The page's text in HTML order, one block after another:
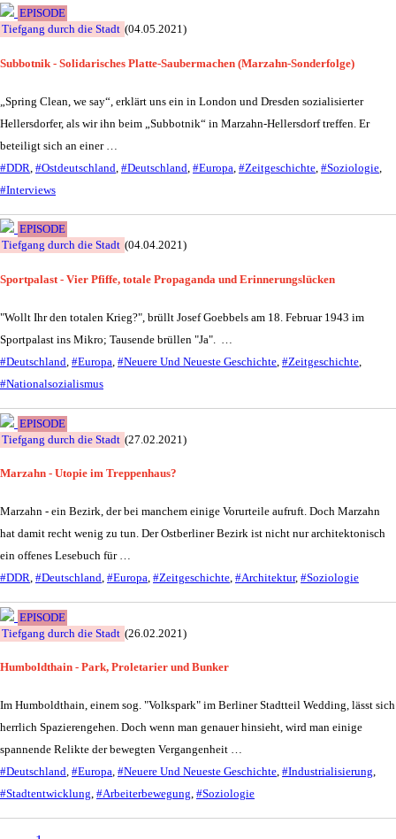
EPISODE
Tiefgang durch die Stadt (04.05.2021)
Subbotnik - Solidarisches Platte-Saubermachen (Marzahn-Sonderfolge)
„Spring Clean, we say“, erklärt uns ein in London und Dresden sozialisierter
Hellersdorfer, als wir ihn beim „Subbotnik“ in Marzahn-Hellersdorf treffen. Er
beteiligt sich an einer …
#DDR #Ostdeutschland #Deutschland #Europa #Zeitgeschichte #Soziologie
#Interviews
EPISODE
Tiefgang durch die Stadt (04.04.2021)
Sportpalast - Vier Pfiffe, totale Propaganda und Erinnerungslücken
"Wollt Ihr den totalen Krieg?", brüllt Josef Goebbels am 18. Februar 1943 im
Sportpalast ins Mikro; Tausende brüllen "Ja". …
#Deutschland, #Europa, #Neuere Und Neueste Geschichte, #Zeitgeschichte,
#Nationalsozialismus
EPISODE
Tiefgang durch die Stadt (27.02.2021)
Marzahn - Utopie im Treppenhaus?
Marzahn - ein Bezirk, der bei manchem einige Vorurteile aufruft. Doch Marzahn
hat damit recht wenig zu tun. Der Ostberliner Bezirk ist nicht nur architektonisch
ein offenes Lesebuch für …
#DDR, #Deutschland, #Europa, #Zeitgeschichte, #Architektur, #Soziologie
EPISODE
Tiefgang durch die Stadt (26.02.2021)
Humboldthain - Park, Proletarier und Bunker
Im Humboldthain, einem sog. "Volkspark" im Berliner Stadtteil Wedding, lässt sich
herrlich Spazierengehen. Doch wenn man genauer hinsieht, wird man einige
spannende Relikte der bewegten Vergangenheit …
#Deutschland, #Europa, #Neuere Und Neueste Geschichte, #Industrialisierung,
#Stadtentwicklung, #Arbeiterbewegung, #Soziologie